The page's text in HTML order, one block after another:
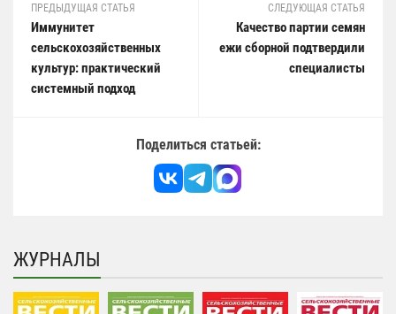
ПРЕДЫДУЩАЯ СТАТЬЯ
Иммунитет
сельскохозяйственных
культур: практический
системный подход
СЛЕДУЮЩАЯ СТАТЬЯ
Качество партии семян
ежи сборной подтвердили
специалисты
Поделиться статьей:
ЖУРНАЛЫ